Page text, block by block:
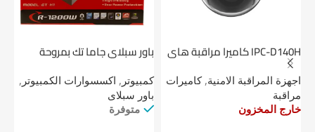
IPC-D140H كاميرا مراقبة هاى
لوك داخلية 4 ميجا
اجهزة المراقبة الامنية,كاميرات
مراقبة
خارج المخزون
باور سبلاي جاما تك بمروحة
كمبيوتر , اكسسوارات الكمبيوتر ,
باور سبلاى
متوفرة